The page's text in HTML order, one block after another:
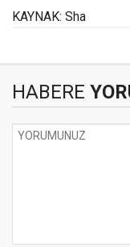
KAYNAK: Sha
HABERE